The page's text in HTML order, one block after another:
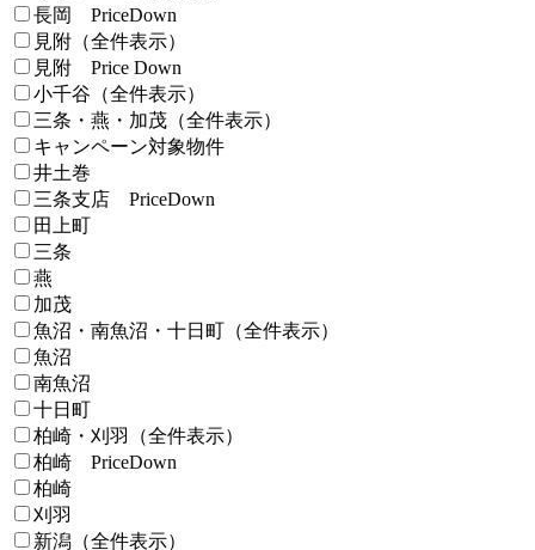
長岡 PriceDown
見附（全件表示）
見附 Price Down
小千谷（全件表示）
三条・燕・加茂（全件表示）
キャンペーン対象物件
井土巻
三条支店 PriceDown
田上町
三条
燕
加茂
魚沼・南魚沼・十日町（全件表示）
魚沼
南魚沼
十日町
柏崎・刈羽（全件表示）
柏崎 PriceDown
柏崎
刈羽
新潟（全件表示）